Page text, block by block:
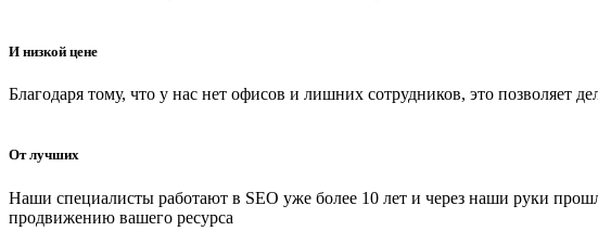
И низкой цене
Благодаря тому, что у нас нет офисов и лишних сотрудников, это позволяет
От лучших
Наши специалисты работают в SEO уже более 10 лет и через наши руки
продвижению вашего ресурса